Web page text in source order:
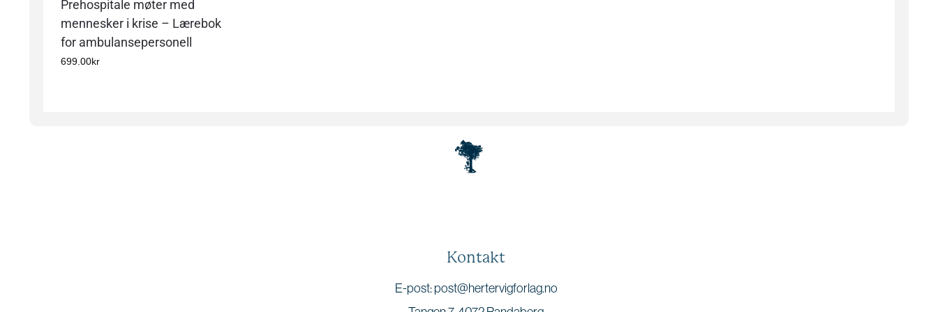
Prehospitale møter med
mennesker i krise – Lærebok
for ambulansepersonell
699.00kr
Kontakt
E-post: post@hertervigforlag.no